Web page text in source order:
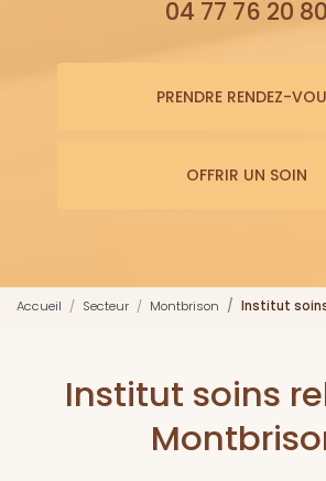
04 77 76 20 80
PRENDRE RENDEZ-
OFFRIR UN SOIN
Accueil Secteur Montbrison Institut
Institut soins